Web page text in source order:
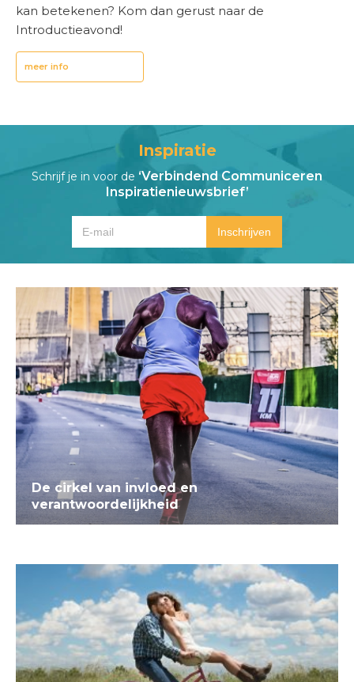
kan betekenen? Kom dan gerust naar de
Introductieavond!
meer info
Inspiratie
Schrijf je in voor de ‘Verbindend Communiceren
Inspiratienieuwsbrief’
De cirkel van invloed en
verantwoordelijkheid